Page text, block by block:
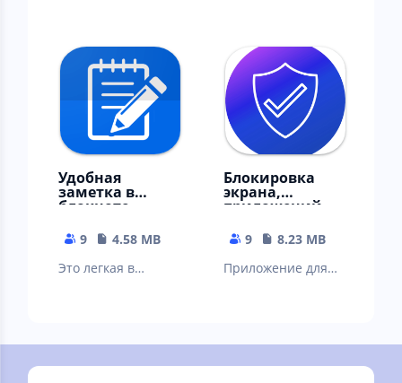
симулятор.
Удобная
заметка в
блокноте -
заметок
9
4.58 MB
Это легкая в
для Android
бесплатно
Блокировка
экрана,
приложений
9
8.23 MB
Приложение для